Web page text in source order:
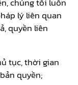
lý liên quan
quyền liên
tục, thời gian
quyền;